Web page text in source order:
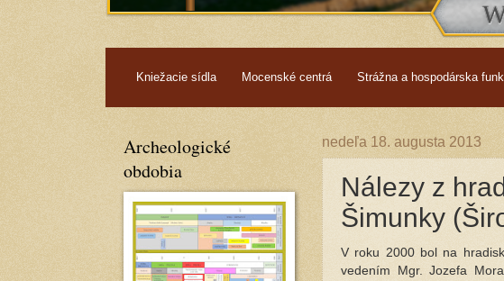
Kniežacie sídla
Mocenské centrá Strážna a hospodárska
nedeľa 18. augusta 2013
Nálezy z
Šimunky
V roku 2000 bol na
vedením Mgr. Jozefa
Archeologické
obdobia